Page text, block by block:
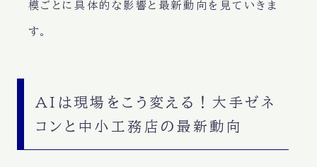
模ごとに具体的な影響と最新動向を見ていきま
す。
AIは現場をこう変える！大手ゼネ
コンと中小工務店の最新動向